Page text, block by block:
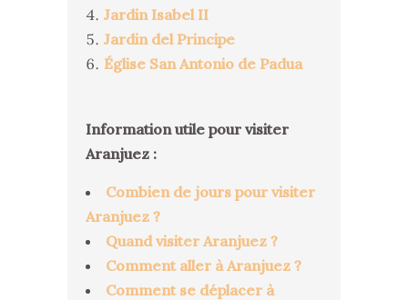
Jardin Isabel II
Jardin del Principe
Église San Antonio de Padua
Information utile pour visiter
Aranjuez :
Combien de jours pour visiter
Aranjuez ?
Quand visiter Aranjuez ?
Comment aller à Aranjuez ?
Comment se déplacer à